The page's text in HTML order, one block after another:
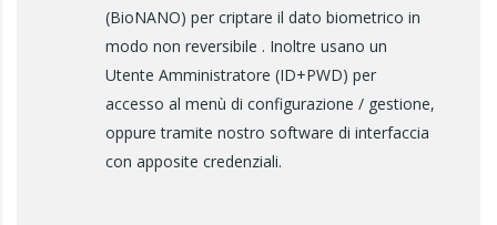
(BioNANO) per criptare il dato biometrico in
modo non reversibile . Inoltre usano un
Utente Amministratore (ID+PWD) per
accesso al menù di configurazione / gestione,
oppure tramite nostro software di interfaccia
con apposite credenziali.